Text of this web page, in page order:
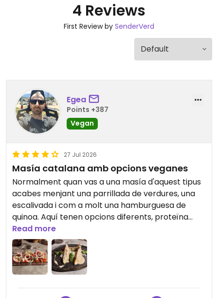
4 Reviews
First Review by SenderVerd
Egea
Points +387
Vegan
27 Jul 2026
Masía catalana amb opcions veganes
Normalment quan vas a una masía d'aquest tipus
acabes menjant una parrillada de verdures, una
escalivada i com a molt una hamburguesa de
quinoa. Aquí tenen opcions diferents, proteïna
vegetal i plats més elaborats. Ens agrada anar
sobretot a fer el menú diari.
Read more